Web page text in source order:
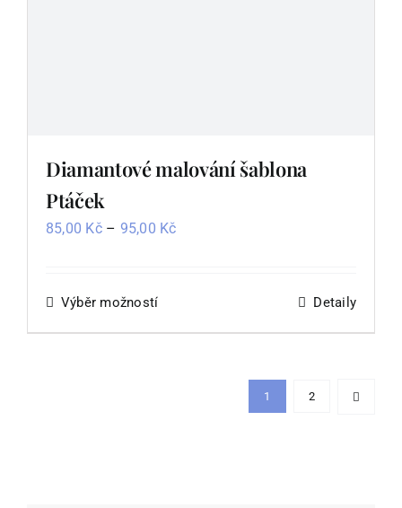
Diamantové malování šablona
Ptáček
85,00 Kč – 95,00 KčRozpětí
Výběr možnostíTento
Detaily
1 2